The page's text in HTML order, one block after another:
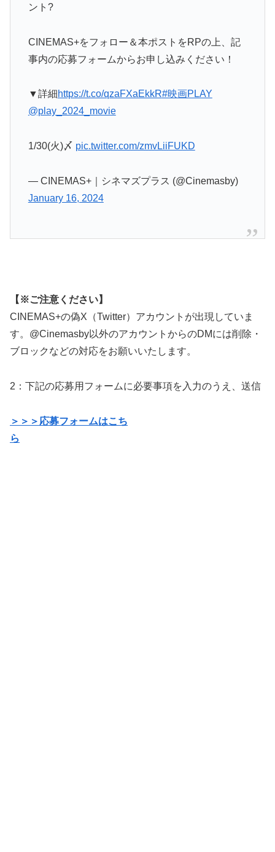
ント?
CINEMAS+をフォロー＆本ポストをRPの上、記
事内の応募フォームからお申し込みください！
▼詳細https://t.co/qzaFXaEkkR#映画PLAY
@play_2024_movie
1/30(火)〆 pic.twitter.com/zmvLiiFUKD
— CINEMAS+｜シネマズプラス (@Cinemasby)
January 16, 2024
【※ご注意ください】
CINEMAS+の偽X（Twitter）アカウントが出現していま
す。@Cinemasby以外のアカウントからのDMには削除・
ブロックなどの対応をお願いいたします。
2：下記の応募用フォームに必要事項を入力のうえ、送信
＞＞＞応募フォームはこち
ら